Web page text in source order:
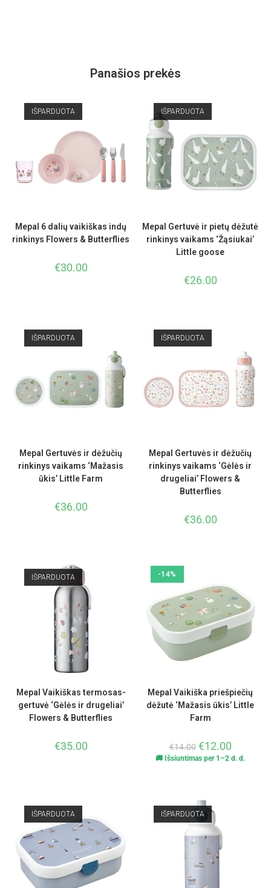
Panašios prekės
IŠPARDUOTA
Mepal 6 dalių vaikiškas indų
rinkinys Flowers & Butterflies
€30.00
IŠPARDUOTA
Mepal Gertuvė ir pietų dėžutė
rinkinys vaikams ‘Žąsiukai’
Little goose
€26.00
IŠPARDUOTA
Mepal Gertuvės ir dėžučių
rinkinys vaikams ‘Mažasis
ūkis’ Little Farm
€36.00
IŠPARDUOTA
Mepal Gertuvės ir dėžučių
rinkinys vaikams ‘Gėlės ir
drugeliai’ Flowers &
Butterflies
€36.00
IŠPARDUOTA
Mepal Vaikiškas termosas-
gertuvė ‘Gėlės ir drugeliai’
Flowers & Butterflies
€35.00
-14%
Mepal Vaikiška priešpiečių
dėžutė ‘Mažasis ūkis’ Little
Farm
€14.00 €12.00
🚚 Išsiuntimas per 1–2 d. d.
IŠPARDUOTA IŠPARDUOTA